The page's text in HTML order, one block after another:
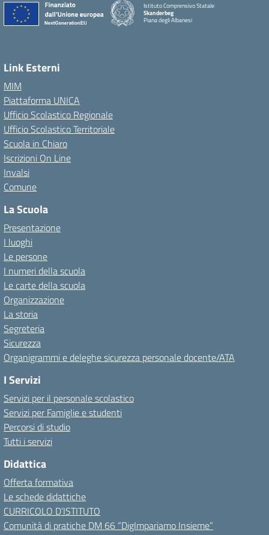
Istituto Comprensivo Statale
Skanderbeg
Piana degli Albanesi
Link Esterni
MIM
Piattaforma UNICA
Ufficio Scolastico Regionale
Ufficio Scolastico Territoriale
Scuola in Chiaro
Iscrizioni On Line
Invalsi
Comune
La Scuola
Presentazione
I luoghi
Le persone
I numeri della scuola
Le carte della scuola
Organizzazione
La storia
Segreteria
Sicurezza
Organigrammi e deleghe sicurezza personale docente/ATA
I Servizi
Servizi per il personale scolastico
Servizi per Famiglie e studenti
Percorsi di studio
Tutti i servizi
Didattica
Offerta formativa
Le schede didattiche
CURRICOLO D’ISTITUTO
Comunità di pratiche DM 66 “DigImpariamo Insieme”